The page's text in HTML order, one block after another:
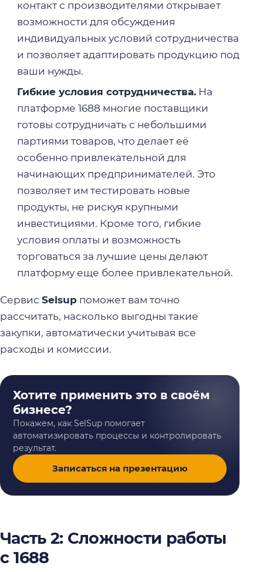
контакт с производителями открывает
возможности для обсуждения
индивидуальных условий сотрудничества
и позволяет адаптировать продукцию под
ваши нужды.
Гибкие условия сотрудничества.На
платформе 1688 многие поставщики
готовы сотрудничать с небольшими
партиями товаров, что делает её
особенно привлекательной для
начинающих предпринимателей. Это
позволяет им тестировать новые
продукты, не рискуя крупными
инвестициями. Кроме того, гибкие
условия оплаты и возможность
торговаться за лучшие цены делают
платформу еще более привлекательной.
Сервис Selsup поможет вам точно
рассчитать, насколько выгодны такие
закупки, автоматически учитывая все
расходы и комиссии.
Хотите применить это в своём
бизнесе?
Покажем, как SelSup помогает
автоматизировать процессы и контролировать
результат.
Записаться на презентацию
Часть 2: Сложности работы
с 1688